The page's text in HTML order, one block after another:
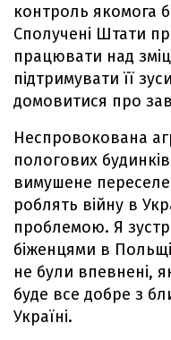
контроль якомога
Сполучені Штати
працювати над
підтримувати її
домовитися про
Неспровокована
пологових
вимушене
роблять війну в
проблемою. Я
біженцями в
не були впевнені,
буде все добре з
Україні.